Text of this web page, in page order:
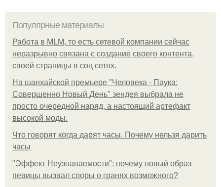
Популярные материалы
Работа в MLM, то есть сетевой компании сейчас
неразрывно связана с создание своего контента,
своей страницы в соц сетях.
На шанхайской премьере "Человека - Паука:
Совершенно Новый День" зендея выбрала не
просто очередной наряд, а настоящий артефакт
высокой моды.
Что говорят когда дарят часы. Почему нельзя дарить
часы
"Эффект Неузнаваемости": почему новый образ
певицы вызвал споры о гранях возможного?